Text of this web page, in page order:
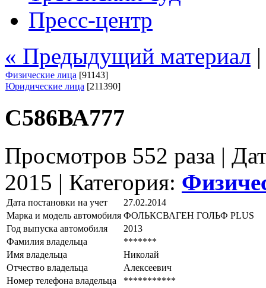
Пресс-центр
« Предыдущий материал
Физические лица [91143]
Юридические лица [211390]
С586ВА777
Просмотров 552 раза |
2015 | Категория:
Дата постановки на учет
27.02.2014
Марка и модель автомобиля ФОЛЬКСВАГЕН ГОЛЬФ РLUS
Год выпуска автомобиля
2013
Фамилия владельца
*******
Имя владельца
Николай
Отчество владельца
Алексеевич
Номер телефона владельца
***********